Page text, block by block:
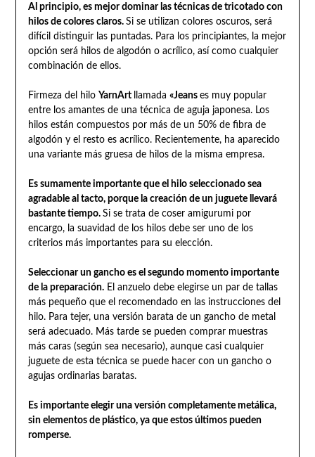
Al principio, es mejor dominar las técnicas de tricotado con
hilos de colores claros. Si se utilizan colores oscuros, será
difícil distinguir las puntadas. Para los principiantes, la mejor
opción será hilos de algodón o acrílico, así como cualquier
combinación de ellos.
Firmeza del hilo YarnArt llamada «Jeans es muy popular
entre los amantes de una técnica de aguja japonesa. Los
hilos están compuestos por más de un 50% de fibra de
algodón y el resto es acrílico. Recientemente, ha aparecido
una variante más gruesa de hilos de la misma empresa.
Es sumamente importante que el hilo seleccionado sea
agradable al tacto, porque la creación de un juguete llevará
bastante tiempo. Si se trata de coser amigurumi por
encargo, la suavidad de los hilos debe ser uno de los
criterios más importantes para su elección.
Seleccionar un gancho es el segundo momento importante
de la preparación.El anzuelo debe elegirse un par de tallas
más pequeño que el recomendado en las instrucciones del
hilo. Para tejer, una versión barata de un gancho de metal
será adecuado. Más tarde se pueden comprar muestras
más caras (según sea necesario), aunque casi cualquier
juguete de esta técnica se puede hacer con un gancho o
agujas ordinarias baratas.
Es importante elegir una versión completamente metálica,
sin elementos de plástico, ya que estos últimos pueden
romperse.